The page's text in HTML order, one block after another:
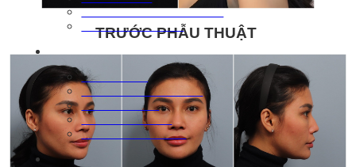
ㆍPhãu thuật mắt trung niên
ㆍMắt tái phẫu thuật
Mũi
ㆍMũi cơ bản
ㆍĐiều chỉnh xương mũi
ㆍCắt cánh mũi
ㆍMũi viêm xoang
ㆍTái phẫu thuật mũi
Xường hàm mặt
TRƯỚC PHẪU THUẬT